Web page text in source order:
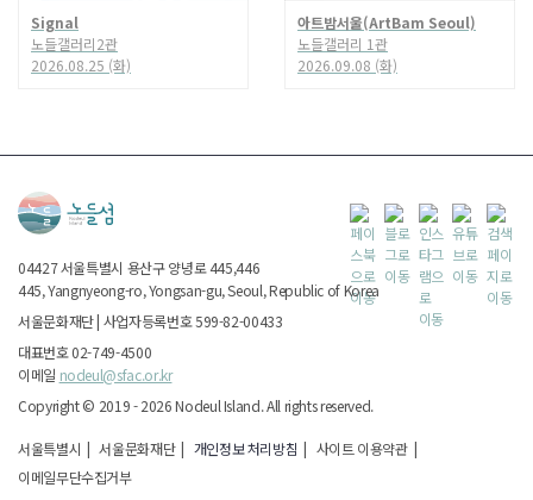
Signal
노들갤러리2관
2026.08.25 (화)
아트밤서울(ArtBam Seoul)
노들갤러리 1관
2026.09.08 (화)
04427서울특별시 용산구 양녕로 445,446
445, Yangnyeong-ro, Yongsan-gu, Seoul, Republic of Korea
서울문화재단| 사업자등록번호 599-82-00433
대표번호 02-749-4500
이메일 nodeul@sfac.or.kr
Copyright © 2019 - 2026Nodeul Island.All rights reserved.
서울특별시 | 서울문화재단 | 개인정보 처리방침 | 사이트 이용약관 |
이메일무단수집거부